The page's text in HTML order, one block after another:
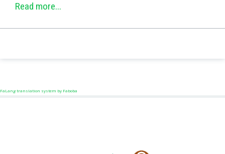
Read more...
FaLang translation system by Faboba